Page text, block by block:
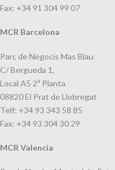
Fax: +34 91 304 99 07
MCR Barcelona
Parc de Negocis Mas Blau
C/ Bergueda 1,
Local A5 2ª Planta
08820 El Prat de Llobregat
Telf: +34 93 343 58 85
Fax: +34 93 304 30 29
MCR Valencia